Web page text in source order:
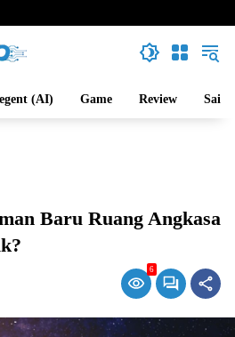
(AI) Game Review Sains
Baru Ruang Angkasa
6